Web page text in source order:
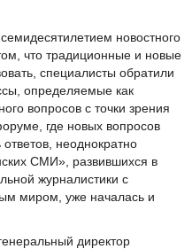
новостного
что традиционные и новые
специалисты обратили
определяемые как
вопросов с точки зрения
где новых вопросов
неоднократно
СМИ», развившихся в
журналистики с
миром, уже началась и
директор